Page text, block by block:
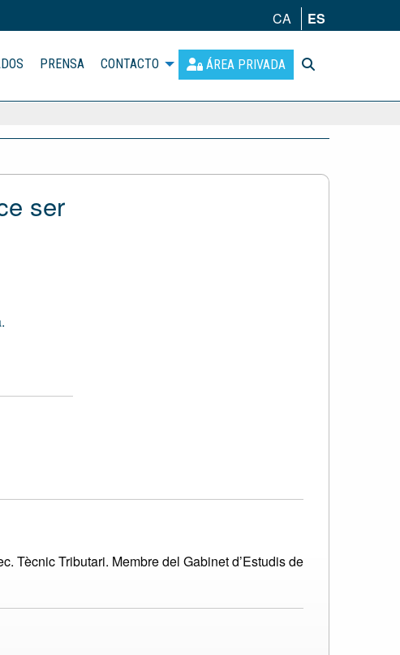
CA ES
PRENSA CONTACTO ÁREA PRIVADA
ser
Tècnic Tributari. Membre del Gabinet d’Estudis de